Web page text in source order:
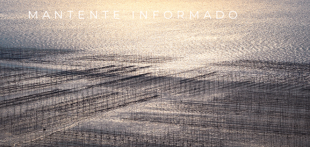
MANTENTE INFORMADO